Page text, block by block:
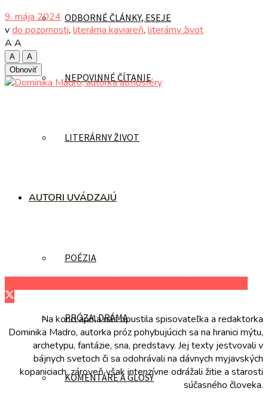
ODBORNÉ ČLÁNKY, ESEJE
NEPOVINNÉ ČÍTANIE
LITERÁRNY ŽIVOT
AUTORI UVÁDZAJÚ
POÉZIA
PRÓZA, DRÁMA
KOMENTÁRE A GLOSY
9. mája 2024
vdo pozornosti, literárna kaviareň, literárny život
A A
A
A
Obnoviť
Na konci apríla nás opustila spisovateľka a redaktorka
Dominika Madro, autorka próz pohybujúcich sa na hranici mýtu,
archetypu, fantázie, sna, predstavy. Jej texty jestvovali v
bájnych svetoch či sa odohrávali na dávnych myjavských
kopaniciach, zároveň však intenzívne odrážali žitie a starosti
súčasného človeka.